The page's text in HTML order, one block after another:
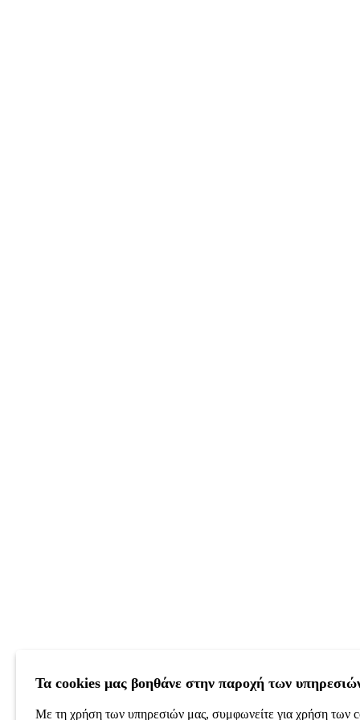
Τα cookies μας βοηθάνε στην παροχή των
Με τη χρήση των υπηρεσιών μας, συμφωνείτε για χρήση των